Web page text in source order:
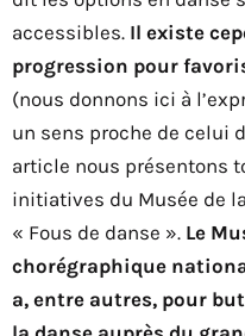
accessibles. Il existe
progression pour
(nous donnons ici à
un sens proche de celui
article nous présentons
initiatives du Musée de
« Fous de danse ». Le
chorégraphique
a, entre autres, pour